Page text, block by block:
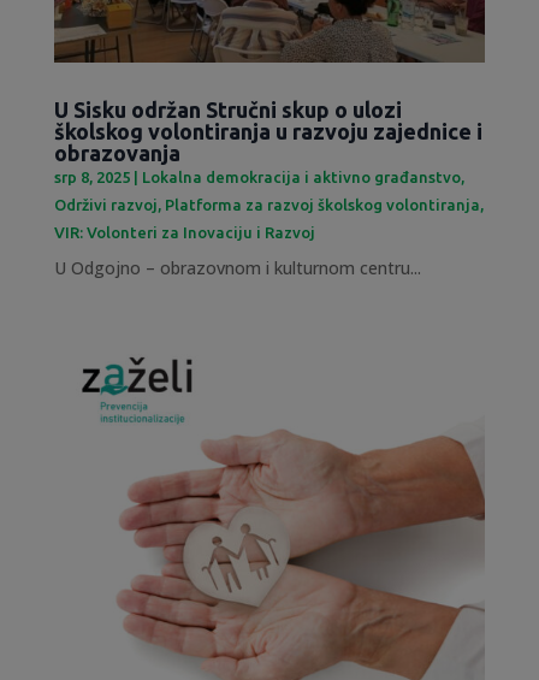
U Sisku održan Stručni skup o ulozi
školskog volontiranja u razvoju zajednice i
obrazovanja
srp 8, 2025| Lokalna demokracija i aktivno građanstvo,
Održivi razvoj, Platforma za razvoj školskog volontiranja,
VIR: Volonteri za Inovaciju i Razvoj
U Odgojno – obrazovnom i kulturnom centru...